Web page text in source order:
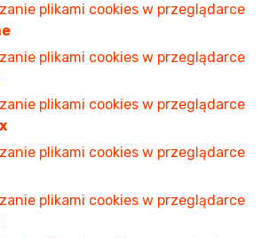
plikami cookies w przeglądarce
plikami cookies w przeglądarce
plikami cookies w przeglądarce
plikami cookies w przeglądarce
plikami cookies w przeglądarce